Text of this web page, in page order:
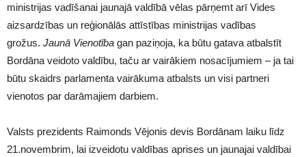
ministrijas vadīšanai jaunajā valdībā vēlas pārņemt arī Vides
aizsardzības un reģionālās attīstības ministrijas vadības
grožus. Jaunā Vienotība gan paziņoja, ka būtu gatava atbalstīt
Bordāna veidoto valdību, taču ar vairākiem nosacījumiem – ja tai
būtu skaidrs parlamenta vairākuma atbalsts un visi partneri
vienotos par darāmajiem darbiem.
Valsts prezidents Raimonds Vējonis devis Bordānam laiku līdz
21.novembrim, lai izveidotu valdības aprises un jaunajai valdībai